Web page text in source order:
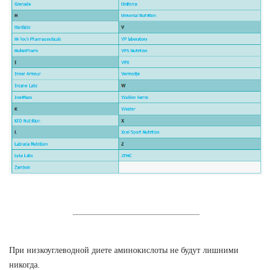
При низкоуглеводной диете аминокислоты не будут лишними
никогда.